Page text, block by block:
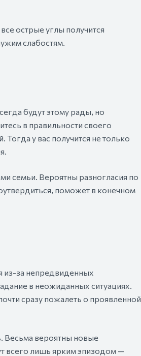
острые углы получится
слабостям.
будут этому рады, но
в правильности своего
у вас получится не только
семьи. Вероятны разногласия по
поможет в конечном
из-за непредвиденных
в неожиданных ситуациях.
сразу пожалеть о проявленной
Весьма вероятны новые
всего лишь ярким эпизодом —